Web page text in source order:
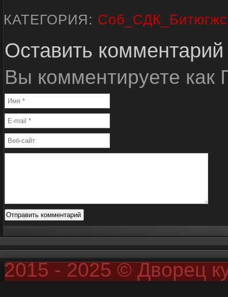
КАТЕГОРИЯ:
Оставить комментарий
Вы комментируете как
2015 - 2025 © Дворец